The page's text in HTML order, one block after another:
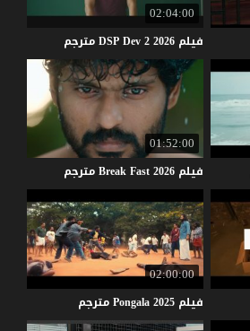
02:04:00
فيلم DSPDev22026 مترجم
01:52:00
فيلم BreakFast2026 مترجم
02:00:00
فيلم Pongala2025 مترجم